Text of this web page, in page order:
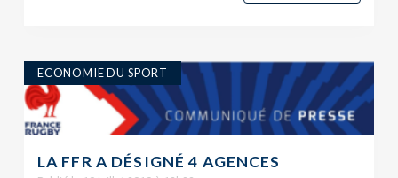
ECONOMIE DU SPORT
LA FFR A DÉSIGNÉ 4 AGENCES